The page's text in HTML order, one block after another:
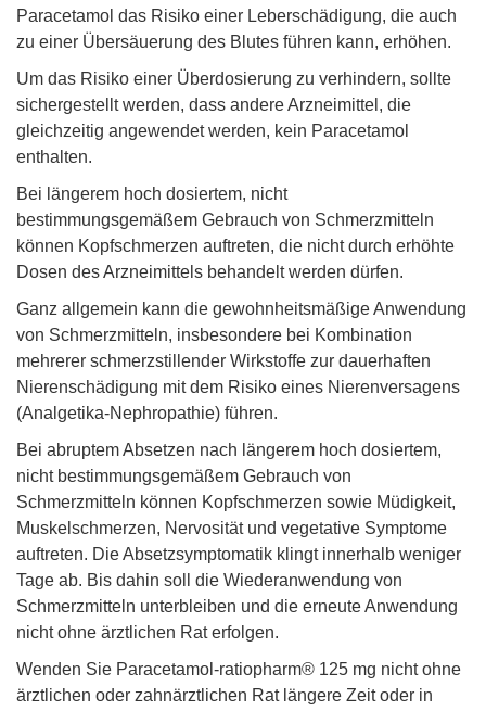
Paracetamol das Risiko einer Leberschädigung, die auch
zu einer Übersäuerung des Blutes führen kann, erhöhen.
Um das Risiko einer Überdosierung zu verhindern, sollte
sichergestellt werden, dass andere Arzneimittel, die
gleichzeitig angewendet werden, kein Paracetamol
enthalten.
Bei längerem hoch dosiertem, nicht
bestimmungsgemäßem Gebrauch von Schmerzmitteln
können Kopfschmerzen auftreten, die nicht durch erhöhte
Dosen des Arzneimittels behandelt werden dürfen.
Ganz allgemein kann die gewohnheitsmäßige Anwendung
von Schmerzmitteln, insbesondere bei Kombination
mehrerer schmerzstillender Wirkstoffe zur dauerhaften
Nierenschädigung mit dem Risiko eines Nierenversagens
(Analgetika-Nephropathie) führen.
Bei abruptem Absetzen nach längerem hoch dosiertem,
nicht bestimmungsgemäßem Gebrauch von
Schmerzmitteln können Kopfschmerzen sowie Müdigkeit,
Muskelschmerzen, Nervosität und vegetative Symptome
auftreten. Die Absetzsymptomatik klingt innerhalb weniger
Tage ab. Bis dahin soll die Wiederanwendung von
Schmerzmitteln unterbleiben und die erneute Anwendung
nicht ohne ärztlichen Rat erfolgen.
Wenden Sie Paracetamol-ratiopharm® 125 mg nicht ohne
ärztlichen oder zahnärztlichen Rat längere Zeit oder in